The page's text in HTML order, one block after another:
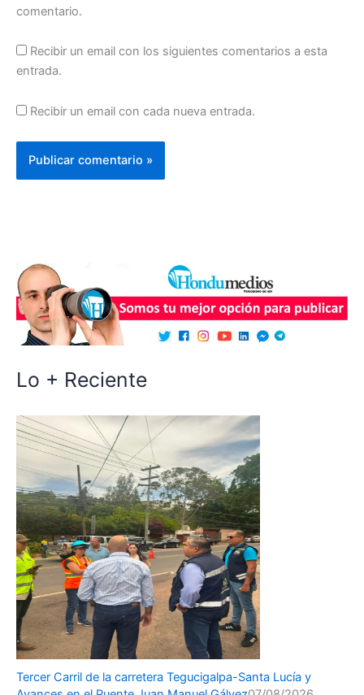
comentario.
Recibir un email con los siguientes comentarios a esta
entrada.
Recibir un email con cada nueva entrada.
Lo + Reciente
Tercer Carril de la carretera Tegucigalpa-Santa Lucía y